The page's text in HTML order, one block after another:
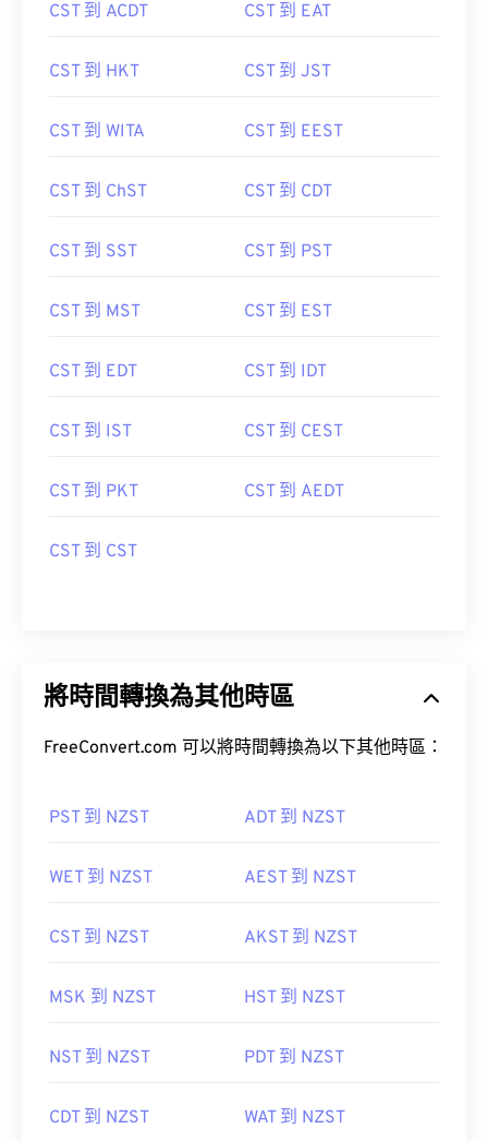
CST 到 ACDT CST 到 EAT
CST 到 HKT CST 到 JST
CST 到 WITA CST 到 EEST
CST 到 ChST CST 到 CDT
CST 到 SST CST 到 PST
CST 到 MST CST 到 EST
CST 到 EDT CST 到 IDT
CST 到 IST CST 到 CEST
CST 到 PKT CST 到 AEDT
CST 到 CST
將時間轉換為其他時區
FreeConvert.com 可以將時間轉換為以下其他時區：
PST 到 NZST ADT 到 NZST
WET 到 NZST AEST 到 NZST
CST 到 NZST AKST 到 NZST
MSK 到 NZST HST 到 NZST
NST 到 NZST PDT 到 NZST
CDT 到 NZST WAT 到 NZST